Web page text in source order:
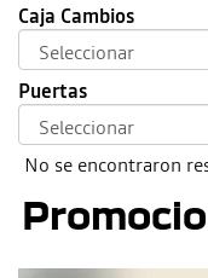
Caja Cambios
Puertas
No se encontraron